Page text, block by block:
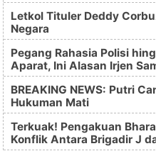
Letkol Tituler Deddy
Negara
Pegang Rahasia Polisi
Aparat, Ini Alasan Irjen
BREAKING NEWS: Putri
Hukuman Mati
Terkuak! Pengakuan
Konflik Antara Brigadir J